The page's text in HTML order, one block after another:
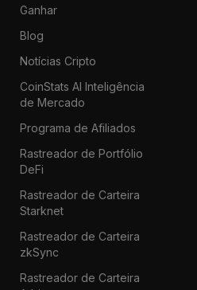
Ganhar
Blog
Notícias Cripto
CoinStats AI Inteligência
de Mercado
Programa de Afiliados
Rastreador de Portfólio
DeFi
Rastreador de Carteira
Starknet
Rastreador de Carteira
zkSync
Rastreador de Carteira